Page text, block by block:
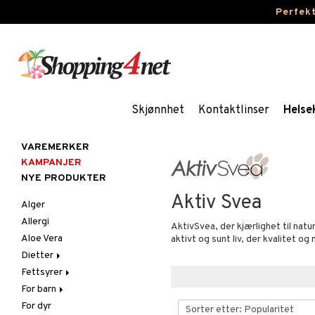
Skjønnhet Kontaktlinser
Aktiv Svea
AktivSvea, der kjærlighet til
aktivt og sunt liv, der kvalitet og
VAREMERKER
KAMPANJER
NYE PRODUKTER
Alger
Allergi
Aloe Vera
Dietter
Glutenintolerant
LCHF
Raw Food
Fettsyrer
Marine fettsyrer
Veg. fettsyrer
For barn
Fettsyrer
For dyr